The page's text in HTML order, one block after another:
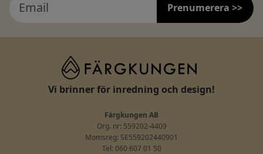
Prenumerera >>
Vi brinner för inredning och design!
Färgkungen AB
Org. nr: 559202-4409
Momsreg: SE559202440901
Tel: 060 607 01 50